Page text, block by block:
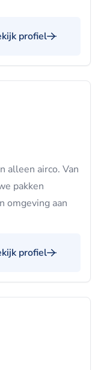
profiel
alleen airco. Van
pakken
omgeving aan
profiel